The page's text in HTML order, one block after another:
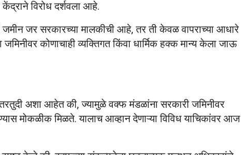
विरोध दर्शवला आहे.
जमीन जर सरकारच्या मालकीची आहे, तर ती केवळ वापराच्या आधारे
कोणाचाही व्यक्तिगत किंवा धार्मिक हक्क मान्य केला जाऊ
अशा आहेत की, ज्यामुळे वक्फ मंडळांना सरकारी जमिनीवर
मोकळीक मिळते. यालाच आव्हान देणाऱ्या विविध याचिकांवर आज